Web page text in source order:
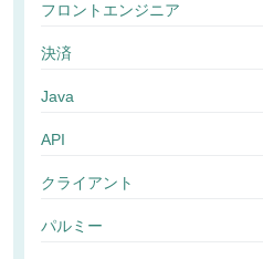
フロントエンジニア
決済
Java
API
クライアント
パルミー